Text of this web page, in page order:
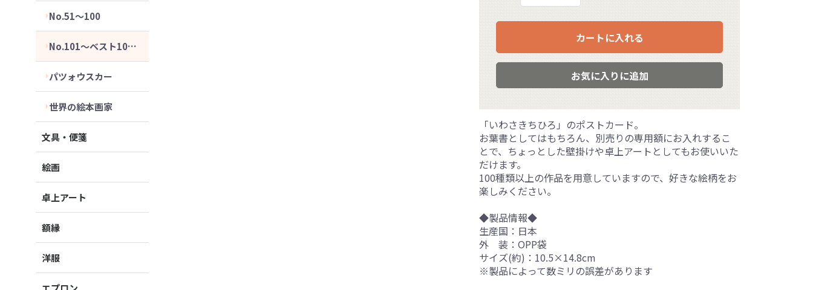
No.51～100
No.101～ベスト10セット
パツォウスカー
世界の絵本画家
文具・便箋
絵画
卓上アート
額縁
洋服
カートに入れる
お気に入りに追加
「いわさきちひろ」のポストカード。
お葉書としてはもちろん、別売りの専用額にお入れするこ
とで、ちょっとした壁掛けや卓上アートとしてもお使いいた
だけます。
100種類以上の作品を用意していますので、好きな絵柄をお
楽しみください。
◆製品情報◆
生産国：日本
外 装：OPP袋
サイズ(約)：10.5×14.8cm
※製品によって数ミリの誤差があります